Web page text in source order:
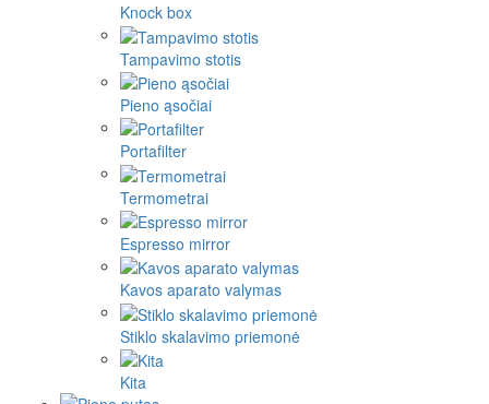
Knock box
Tampavimo stotis
Pieno ąsočiai
Portafilter
Termometrai
Espresso mirror
Kavos aparato valymas
Stiklo skalavimo priemonė
Kita